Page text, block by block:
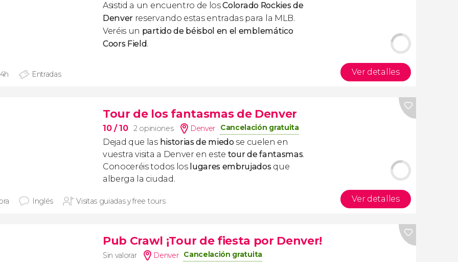
Asistid a un encuentro de losColorado Rockies de
Denver reservando estas entradas para la MLB.
Veréis un partido de béisbol en el emblemático
Coors Field.
Entradas Ver detalles
Tour de los fantasmas de Denver
10/ 10 2 opiniones Denver Cancelación gratuita
Dejad que las historias de miedose cuelen en
vuestra visita a Denver en este tour de fantasmas.
Conoceréis todos los lugares embrujadosque
alberga la ciudad.
Inglés Visitas guiadas y free tours Ver detalles
Pub Crawl ¡Tour de fiesta por Denver!
Sin valorar Denver Cancelación gratuita